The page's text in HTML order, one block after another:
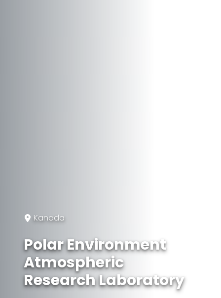
Kanada
Polar Environment
Atmospheric
Research Laboratory